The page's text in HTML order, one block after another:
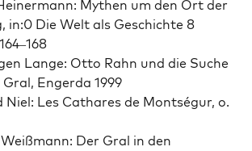
Mythen um den Ort der
in:0 Die Welt als Geschichte 8
Lange: Otto Rahn und die Suche
Enger­da 1999
Niel: Les Cathares de Montségur, o.
Der Gral in den